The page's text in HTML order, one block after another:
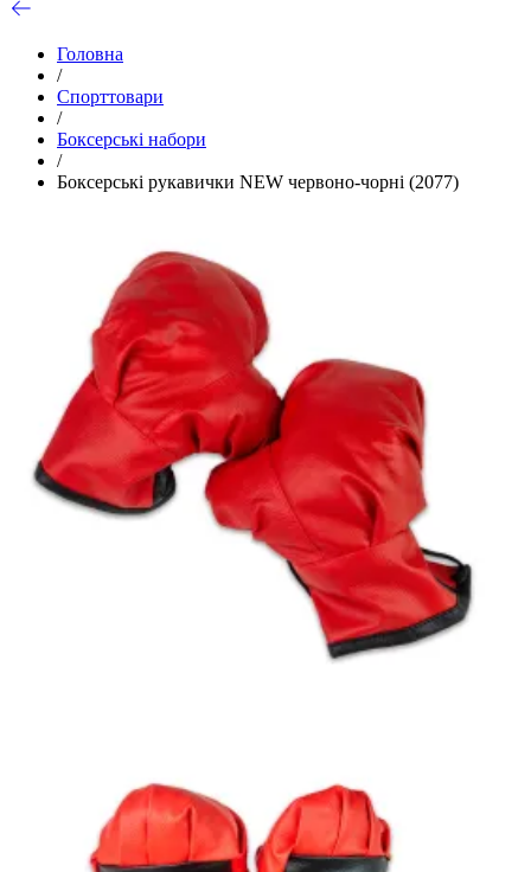
Головна
/
Спорттовари
/
Боксерські набори
/
Боксерські рукавички NEW червоно-чорні (2077)